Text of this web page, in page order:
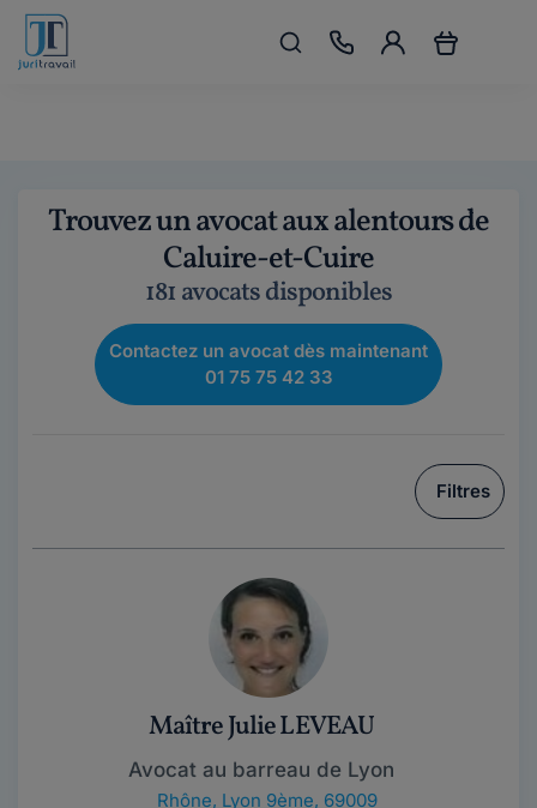
Trouvez un avocat aux alentours de
Caluire-et-Cuire
181 avocats disponibles
Contactez un avocat dès maintenant
01 75 75 42 33
Filtres
Maître Julie LEVEAU
Avocat au barreau de Lyon
Rhône, Lyon 9ème, 69009